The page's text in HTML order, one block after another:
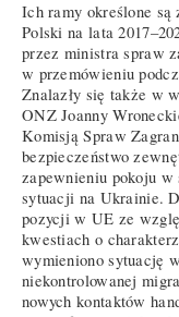
Ich ramy określone
Polski na lata
przez ministra spraw
w przemówieniu
Znalazły się także w
ONZ Joanny
Komisją Spraw
bezpieczeństwo
zapewnieniu pokoju
sytuacji na Ukrainie.
pozycji w UE ze
kwestiach o
wymieniono sytuację
niekontrolowanej
nowych kontaktów